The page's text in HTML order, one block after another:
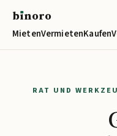
bınoro
MietenVermietenKaufen
RAT UND